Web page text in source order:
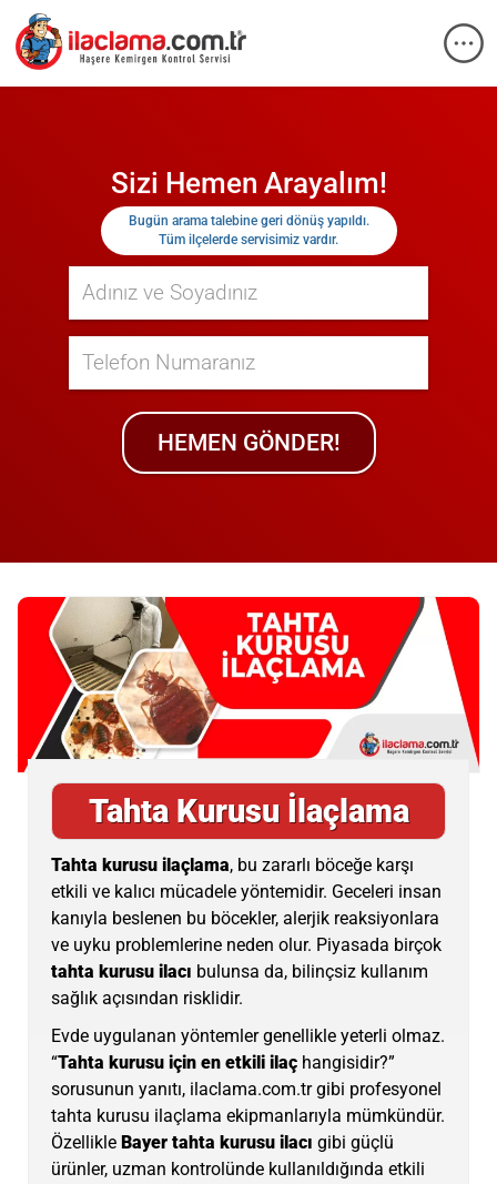
Sizi Hemen Arayalım!
Bugün arama talebine geri dönüş yapıldı.
Tüm ilçelerde servisimiz vardır.
HEMEN GÖNDER!
Tahta Kurusu İlaçlama
Tahta kurusu ilaçlama, bu zararlı böceğe karşı
etkili ve kalıcı mücadele yöntemidir. Geceleri insan
kanıyla beslenen bu böcekler, alerjik reaksiyonlara
ve uyku problemlerine neden olur. Piyasada birçok
tahta kurusu ilacı bulunsa da, bilinçsiz kullanım
sağlık açısından risklidir.
Evde uygulanan yöntemler genellikle yeterli olmaz.
“Tahta kurusu için en etkili ilaç hangisidir?”
sorusunun yanıtı, ilaclama.com.tr gibi profesyonel
tahta kurusu ilaçlama ekipmanlarıyla mümkündür.
Özellikle Bayer tahta kurusu ilacı gibi güçlü
ürünler, uzman kontrolünde kullanıldığında etkili